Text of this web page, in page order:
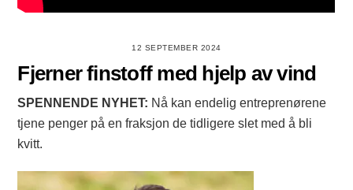
12 SEPTEMBER 2024
Fjerner finstoff med hjelp av vind
SPENNENDE NYHET: Nå kan endelig entreprenørene
tjene penger på en fraksjon de tidligere slet med å bli
kvitt.